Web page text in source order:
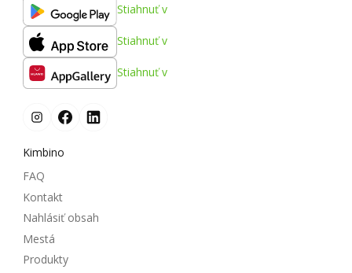
Stiahnuť v
Stiahnuť v
Stiahnuť v
Kimbino
FAQ
Kontakt
Nahlásiť obsah
Mestá
Produkty